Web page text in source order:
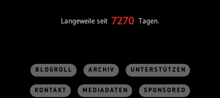
Langeweile seit 7270 Tagen.
BLOGROLL ARCHIV UNTERSTÜTZEN
KONTAKT MEDIADATEN SPONSORED